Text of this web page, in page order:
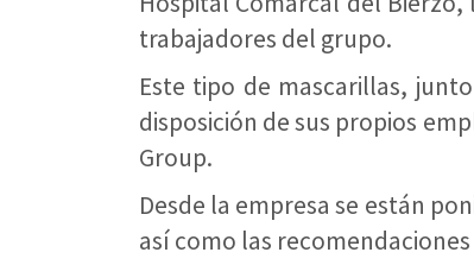
trabajadores del grupo.
Este tipo de mascarillas,
disposición de sus propios
Group.
Desde la empresa se están
así como las